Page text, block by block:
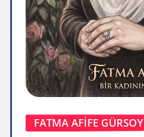
FATMA AFİFE GÜRSOY